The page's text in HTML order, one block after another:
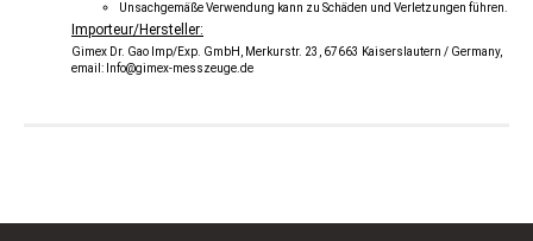
Unsachgemäße Verwendung kann zu Schäden und Verletzungen führen.
Importeur/Hersteller:
Gimex Dr. Gao Imp/Exp. GmbH, Merkurstr. 23, 67663 Kaiserslautern / Germany,
email: Info@gimex-messzeuge.de